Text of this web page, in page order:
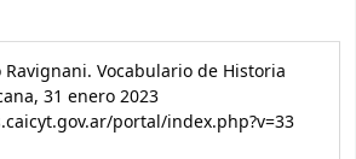
Vocabulario de Historia
31 enero 2023
portal/index.php?v=33